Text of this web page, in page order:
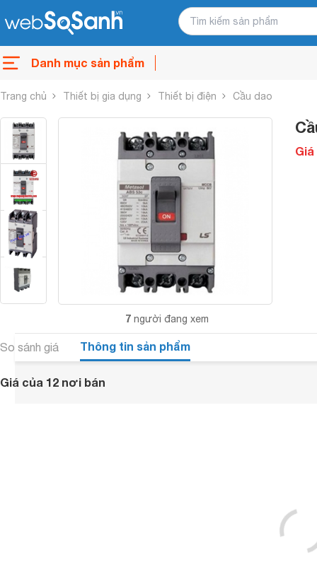
Danh mục sản phẩm
Trang chủ Thiết bị gia dụng Thiết bị điện Cầu dao
7 người đang xem
So sánh giá Thông tin sản phẩm
Giá của 12 nơi bán